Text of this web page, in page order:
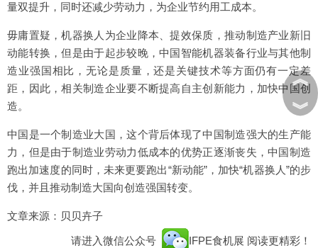
量双提升，同时还减少劳动力，为企业节约用工成本。
毋庸置疑，机器换人为企业降本、提效保质，推动制造产业新旧
动能转换，但是由于起步较晚，中国智能机器装备行业与其他制
造业强国相比，无论是质量，还是关键技术等方面仍有一定差
距，因此，相关制造企业要不断提高自主创新能力，加快中国创
造。
中国是一个制造业大国，这个背后体现了中国制造强大的生产能
力，但是由于制造业劳动力低成本的优势正逐渐丧失，中国制造
跑出加速度的同时，未来更要跑出“新动能”，加快“机器换人”的步
伐，并且推动制造大国向创造强国转变。
文章来源：贝贝卉子
请进入微信公众号 IFPE食机展 阅读更精彩！
︽
︾